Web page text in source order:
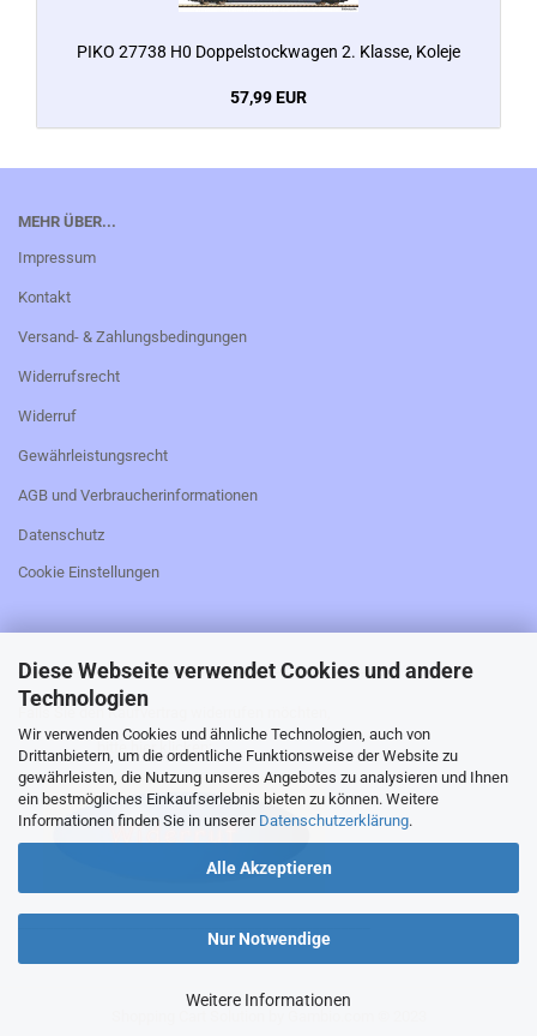
Diese Webseite verwendet Cookies und andere
Technologien
Wir verwenden Cookies und ähnliche Technologien, auch von
Drittanbietern, um die ordentliche Funktionsweise der Website zu
gewährleisten, die Nutzung unseres Angebotes zu analysieren und Ihnen
ein bestmögliches Einkaufserlebnis bieten zu können. Weitere
Informationen finden Sie in unserer Datenschutzerklärung.
Alle Akzeptieren
Nur Notwendige
Weitere Informationen
PIKO 27738 H0 Doppelstockwagen 2. Klasse, Koleje
57,99 EUR
MEHR ÜBER...
Impressum
Kontakt
Versand- & Zahlungsbedingungen
Widerrufsrecht
Widerruf
Gewährleistungsrecht
AGB und Verbraucherinformationen
Datenschutz
Cookie Einstellungen
_________________________________________________
Falls Sie den Kaufvertrag widerrufen möchten,
bitte hier klicken: